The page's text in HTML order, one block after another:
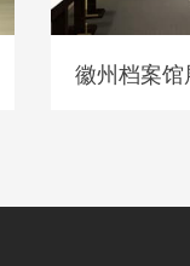
徽州档案